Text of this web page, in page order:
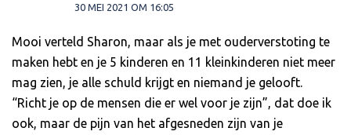
30 MEI 2021 OM 16:05
Mooi verteld Sharon, maar als je met ouderverstoting te
maken hebt en je 5 kinderen en 11 kleinkinderen niet meer
mag zien, je alle schuld krijgt en niemand je gelooft.
“Richt je op de mensen die er wel voor je zijn”, dat doe ik
ook, maar de pijn van het afgesneden zijn van je